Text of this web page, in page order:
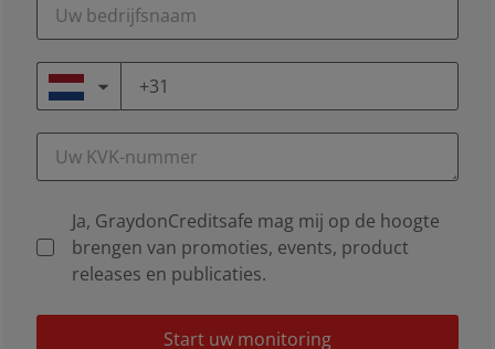
Ja, GraydonCreditsafe mag mij op de hoogte
brengen van promoties, events, product
releases en publicaties.
Start uw monitoring